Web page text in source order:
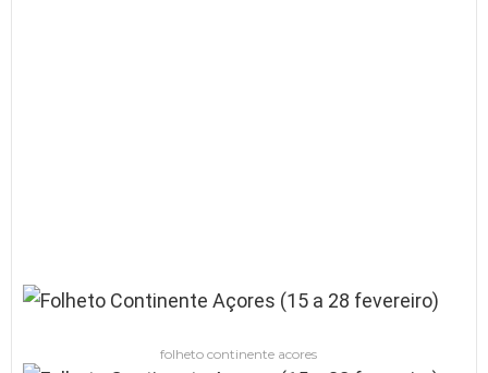
folheto continente acores